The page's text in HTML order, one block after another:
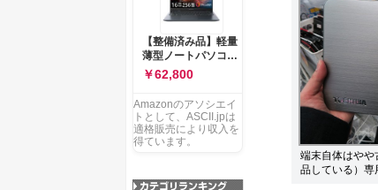
端末自体はやや
品している）専
Microsoft 365
Personal (24か月版)
搭載 Windows 11 重
量1.7kg Wi-Fi 6E ク
ワイエットブルー
M1502NAQ-
【整備済み品】軽量
薄型ノートパソコン
dynabook G83 ■
13.3型
FHD(1920x1080) -
高性能第11世代Core
i5-1135G7 - メモリ
16GB - SSD 256GB
USB Type-C - MS
￥62,800
Amazonのアソシエイ
トとして、ASCII.jpは
適格販売により収入を
得ています。